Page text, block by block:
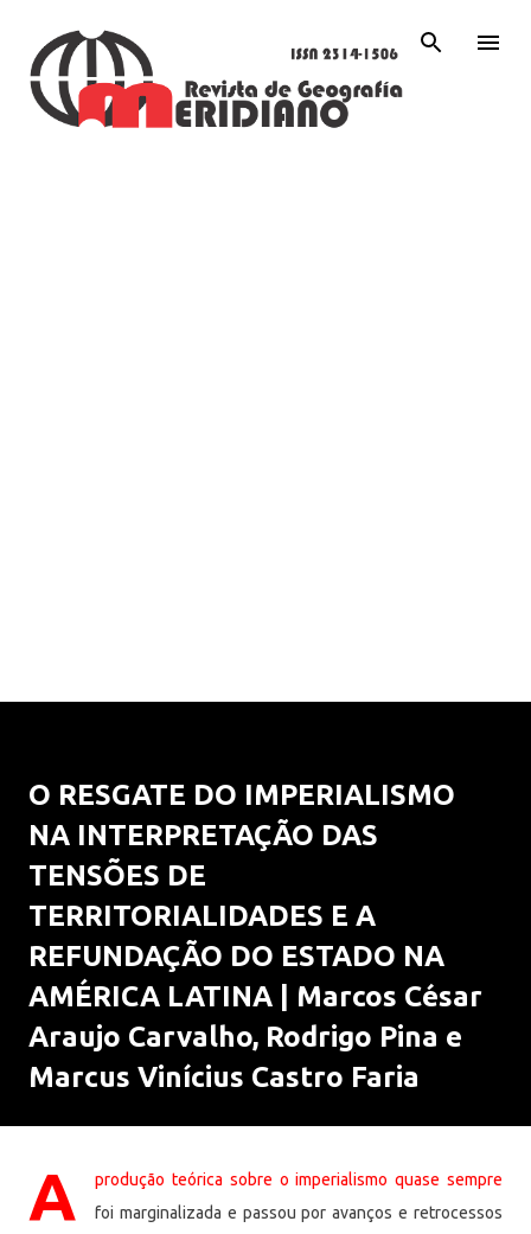
O RESGATE DO IMPERIALISMO
NA INTERPRETAÇÃO DAS
TENSÕES DE
TERRITORIALIDADES E A
REFUNDAÇÃO DO ESTADO NA
AMÉRICA LATINA | Marcos César
Araujo Carvalho, Rodrigo Pina e
Marcus Vinícius Castro Faria
A
produção teórica sobre o imperialismo quase sempre
foi marginalizada e passou por avanços e retrocessos